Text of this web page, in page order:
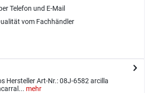
Telefon und E-Mail
vom Fachhändler
Hersteller Art-Nr.: 08J-6582 arcilla
mehr